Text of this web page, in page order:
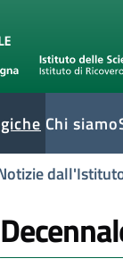
Chi siamo